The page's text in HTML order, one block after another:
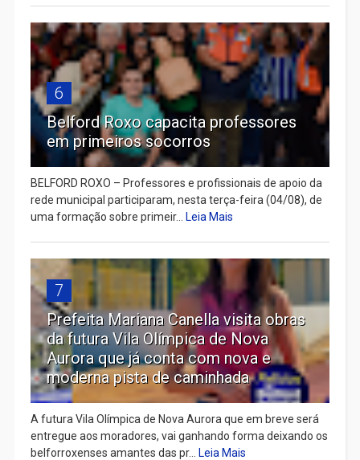
6
Belford Roxo capacita professores
em primeiros socorros
BELFORD ROXO – Professores e profissionais de apoio da
rede municipal participaram, nesta terça-feira (04/08), de
uma formação sobre primeir...
Leia Mais
7
Prefeita Mariana Canella visita obras
da futura Vila Olímpica de Nova
Aurora que já conta com nova e
moderna pista de caminhada
A futura Vila Olímpica de Nova Aurora que em breve será
entregue aos moradores, vai ganhando forma deixando os
belforroxenses amantes das pr...
Leia Mais